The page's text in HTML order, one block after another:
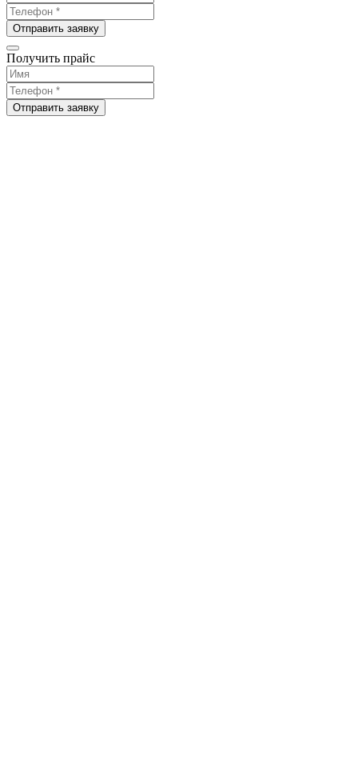
Отправить заявку
Получить прайс
Отправить заявку